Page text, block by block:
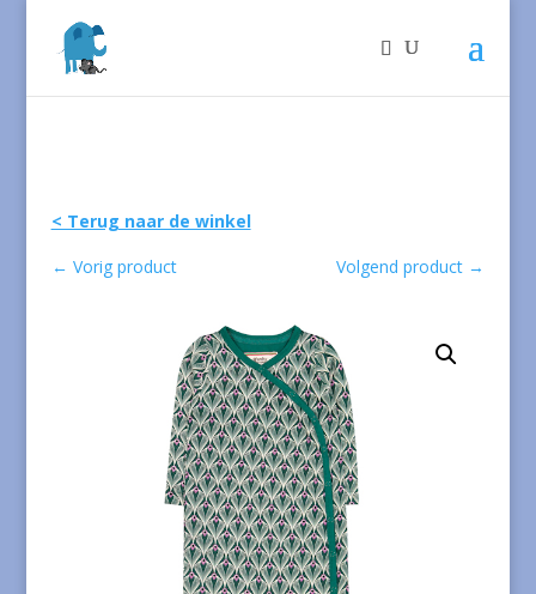
< Terug naar de winkel
← Vorig product Volgend product →